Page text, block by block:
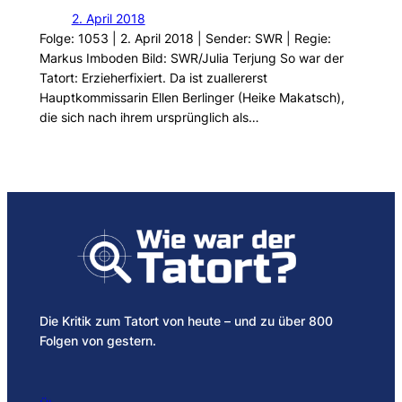
2. April 2018
Folge: 1053 | 2. April 2018 | Sender: SWR | Regie:
Markus Imboden Bild: SWR/Julia Terjung So war der
Tatort: Erzieherfixiert. Da ist zuallererst
Hauptkommissarin Ellen Berlinger (Heike Makatsch),
die sich nach ihrem ursprünglich als…
Die Kritik zum Tatort von heute – und zu über 800
Folgen von gestern.